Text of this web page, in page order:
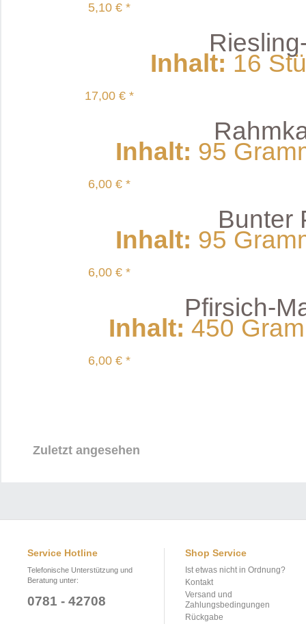
5,10 € *
Inhalt: 16
17,00 € *
Inhalt: 95
6,00 € *
Bunter
Inhalt: 95
6,00 € *
Pfirsich-
Inhalt: 450
6,00 € *
Zuletzt angesehen
Service Hotline
Telefonische Unterstützung und
Beratung unter:
0781 - 42708
Shop Service
Ist etwas nicht in Ordnung?
Kontakt
Versand und
Zahlungsbedingungen
Rückgabe